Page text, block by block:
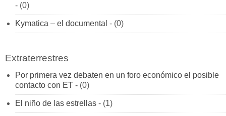
- (0)
Kymatica – el documental - (0)
Extraterrestres
Por primera vez debaten en un foro económico el posible
contacto con ET - (0)
El niño de las estrellas - (1)